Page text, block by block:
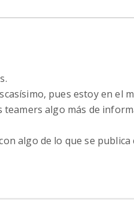
pues estoy en el
teamers algo más de
algo de lo que se publica